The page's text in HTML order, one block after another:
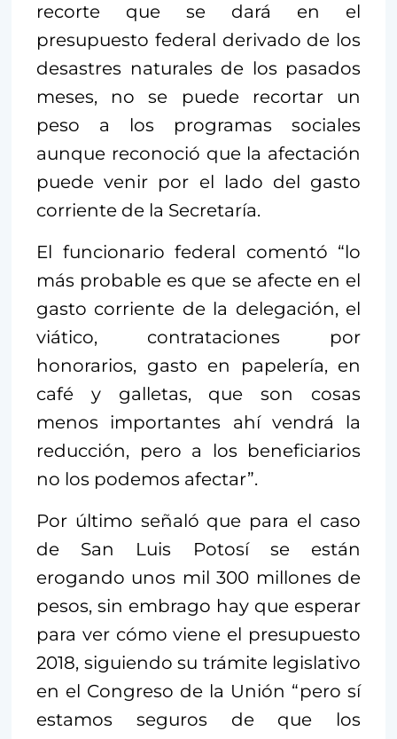
recorte que se dará en el
presupuesto federal derivado de los
desastres naturales de los pasados
meses, no se puede recortar un
peso a los programas sociales
aunque reconoció que la afectación
puede venir por el lado del gasto
corriente de la Secretaría.
El funcionario federal comentó “lo
más probable es que se afecte en el
gasto corriente de la delegación, el
viático, contrataciones por
honorarios, gasto en papelería, en
café y galletas, que son cosas
menos importantes ahí vendrá la
reducción, pero a los beneficiarios
no los podemos afectar”.
Por último señaló que para el caso
de San Luis Potosí se están
erogando unos mil 300 millones de
pesos, sin embrago hay que esperar
para ver cómo viene el presupuesto
2018, siguiendo su trámite legislativo
en el Congreso de la Unión “pero sí
estamos seguros de que los